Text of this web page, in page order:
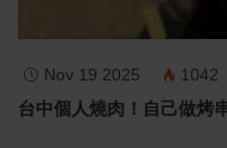
Nov 19 2025 1042
台中個人燒肉！自己做烤